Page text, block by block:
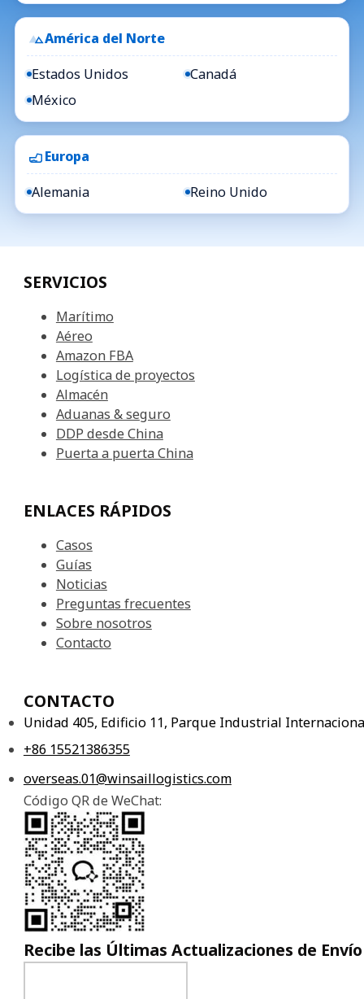
América del Norte
Estados Unidos
Canadá
México
Europa
Alemania Reino Unido
SERVICIOS
Marítimo
Aéreo
Amazon FBA
Logística de proyectos
Almacén
Aduanas & seguro
DDP desde China
Puerta a puerta China
ENLACES RÁPIDOS
Casos
Guías
Noticias
Preguntas frecuentes
Sobre nosotros
Contacto
CONTACTO
Unidad 405, Edificio 11, Parque Industrial
+86 15521386355
overseas.01@winsaillogistics.com
Código QR de WeChat:
Recibe las Últimas Actualizaciones de Envío